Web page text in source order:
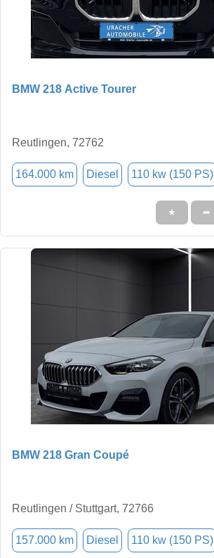
BMW 218 Active Tourer
Reutlingen, 72762
164.000 km Diesel 110 kw (150 PS)
★ ➦
BMW 218 Gran Coupé
Reutlingen / Stuttgart, 72766
157.000 km Diesel 110 kw (150 PS)